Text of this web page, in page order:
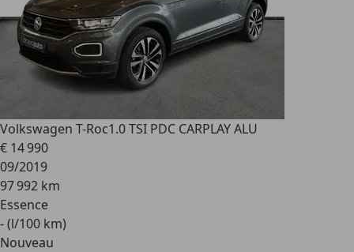
Volkswagen T-Roc1.0 TSI PDC CARPLAY ALU
€ 14 990
09/2019
97 992 km
Essence
- (l/100 km)
Nouveau